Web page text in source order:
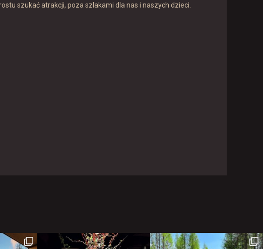
szukać atrakcji, poza szlakami dla nas i naszych dzieci.